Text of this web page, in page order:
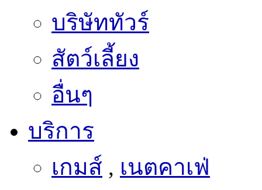
บริษัททัวร์
สัตว์เลี้ยง
อื่นๆ
บริการ
เกมส์ , เนตคาเฟ่